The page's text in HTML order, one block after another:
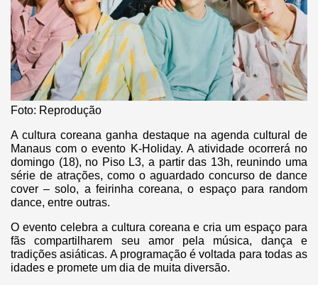
Foto: Reprodução
A cultura coreana ganha destaque na agenda cultural de
Manaus com o evento K-Holiday. A atividade ocorrerá no
domingo (18), no Piso L3, a partir das 13h, reunindo uma
série de atrações, como o aguardado concurso de dance
cover – solo, a feirinha coreana, o espaço para random
dance, entre outras.
O evento celebra a cultura coreana e cria um espaço para
fãs compartilharem seu amor pela música, dança e
tradições asiáticas. A programação é voltada para todas as
idades e promete um dia de muita diversão.